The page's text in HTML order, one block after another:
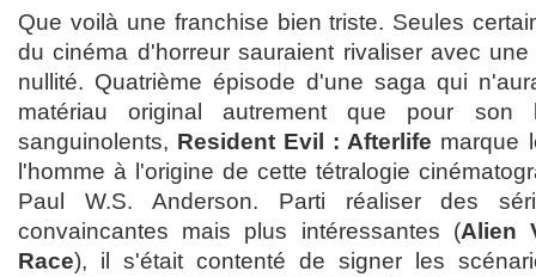
Que voilà une franchise bien triste. Seules
du cinéma d'horreur sauraient rivaliser avec
nullité. Quatrième épisode d'une saga qui
matériau original autrement que pour son
sanguinolents, Resident Evil : Afterlife marque
l'homme à l'origine de cette tétralogie
Paul W.S. Anderson. Parti réaliser des
convaincantes mais plus intéressantes (Alien
Race), il s'était contenté de signer les